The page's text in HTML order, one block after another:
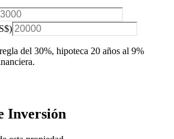
)
del 30%, hipoteca 20 años al 9%
Inversión